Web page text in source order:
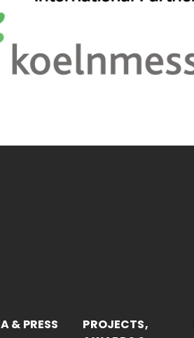
& PRESS
PROJECTS,